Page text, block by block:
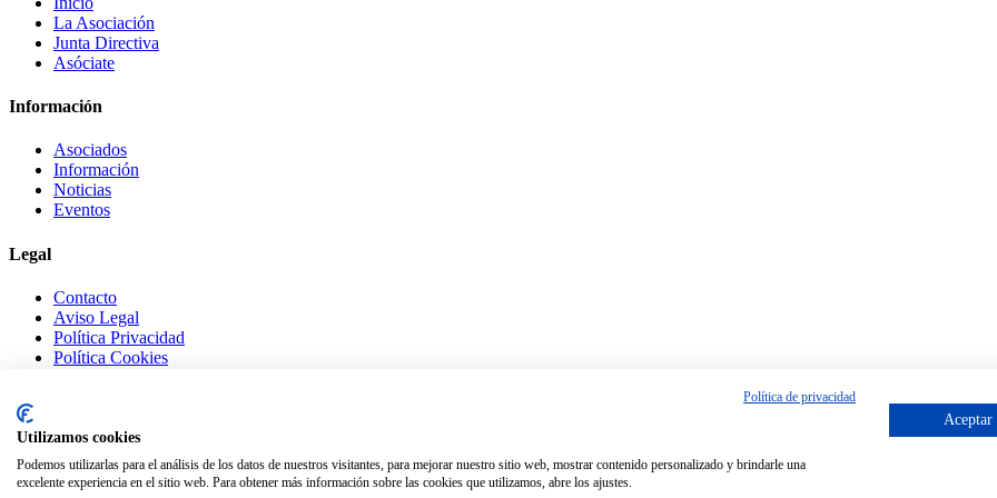
La Asociación
Junta Directiva
Asóciate
Información
Asociados
Información
Noticias
Eventos
Legal
Contacto
Aviso Legal
Política Privacidad
Política Cookies
Desarrollada por
Twitter
Instagram
Política de privacidad
Utilizamos cookies
Podemos utilizarlas para el análisis de los datos de nuestros visitantes, para mejorar nuestro sitio web, mostrar contenido personalizado y brindarle una
excelente experiencia en el sitio web. Para obtener más información sobre las cookies que utilizamos, abre los ajustes.
Aceptar